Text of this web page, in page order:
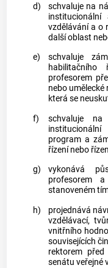
d)
schvaluje na
vzdělávání a o
další oblast
e)
schvaluje
profesorem
nebo
která se
f)
schvaluje
programa
řízení nebo
g)
vykonává
profesorem
stanoveném
h)
projednává
vzdělávací,
vnitřního
souvisejících
rektorem před
senátu veřejné